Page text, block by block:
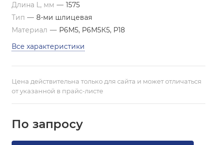
Длина L, мм — 1575
Тип — 8-ми шлицевая
Материал — Р6М5, Р6М5К5, Р18
Все характеристики
Цена действительна только для сайта и может отличаться
от указанной в прайс-листе
По запросу